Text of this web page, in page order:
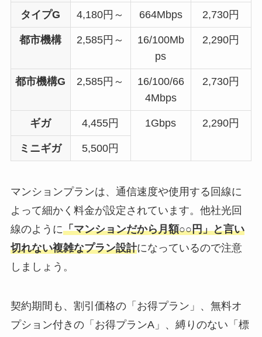
タイプG 4,180円～ 664Mbps 2,730円
都市機構 2,585円～
16/100Mb
ps
2,290円
都市機構G 2,585円～
16/100/66
4Mbps
2,730円
ギガ 4,455円 1Gbps 2,290円
ミニギガ 5,500円
マンションプランは、通信速度や使用する回線に
よって細かく料金が設定されています。他社光回
線のように「マンションだから月額○○円」と言い
切れない複雑なプラン設計になっているので注意
しましょう。
契約期間も、割引価格の「お得プラン」、無料オ
プション付きの「お得プランA」、縛りのない「標